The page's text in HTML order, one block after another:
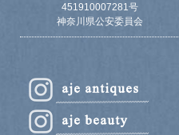
451910007281号
神奈川県公安委員会